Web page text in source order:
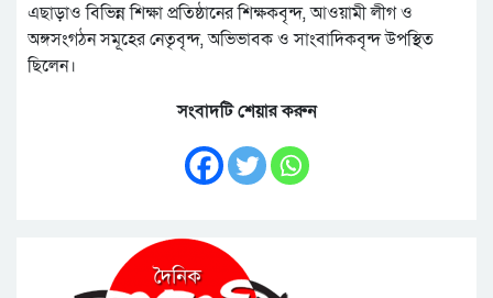
এছাড়াও বিভিন্ন শিক্ষা প্রতিষ্ঠানের শিক্ষকবৃন্দ, আওয়ামী লীগ ও
অঙ্গসংগঠন সমূহের নেতৃবৃন্দ, অভিভাবক ও সাংবাদিকবৃন্দ উপস্থিত
ছিলেন।
সংবাদটি শেয়ার করুন